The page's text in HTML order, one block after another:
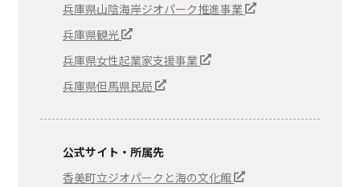
兵庫県山陰海岸ジオパーク推進事業
兵庫県観光
兵庫県女性起業家支援事業
兵庫県但馬県民局
公式サイト・所属先
香美町立ジオパークと海の文化館